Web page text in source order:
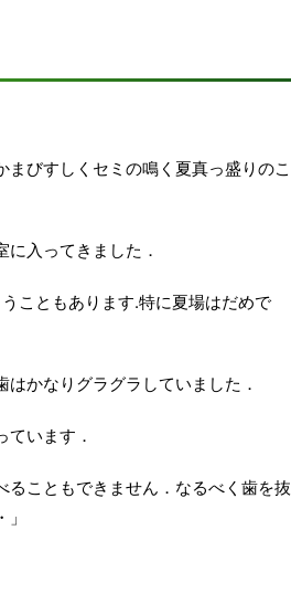
びすしくセミの鳴く夏真っ盛りのこ
入ってきました．
こともあります.特に夏場はだめで
かなりグラグラしていました．
います．
ることもできません．なるべく歯を抜